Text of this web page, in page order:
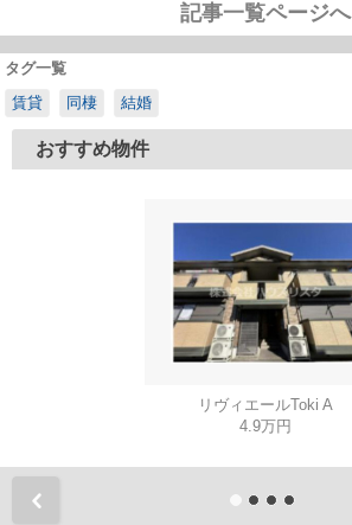
記事一覧ページへ
タグ一覧
賃貸
同棲 結婚
おすすめ物件
リヴィエールToki A
4.9万円